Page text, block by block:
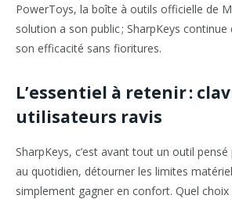
PowerToys, la boîte à outils officielle de
solution a son public ; SharpKeys
son efficacité sans fioritures.
L’essentiel à retenir :
utilisateurs ravis
SharpKeys, c’est avant tout un outil
au quotidien, détourner les limites
simplement gagner en confort. Quel